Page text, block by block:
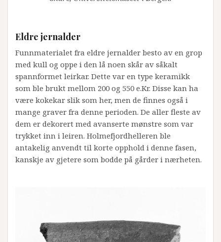
Eldre jernalder
Funnmaterialet fra eldre jernalder besto av en grop
med kull og oppe i den lå noen skår av såkalt
spannformet leirkar. Dette var en type keramikk
som ble brukt mellom 200 og 550 e.Kr. Disse kan ha
være kokekar slik som her, men de finnes også i
mange graver fra denne perioden. De aller fleste av
dem er dekorert med avanserte mønstre som var
trykket inn i leiren. Holmefjordhelleren ble
antakelig anvendt til korte opphold i denne fasen,
kanskje av gjetere som bodde på gårder i nærheten.